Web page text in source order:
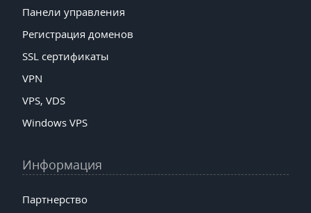
Панели управления
Регистрация доменов
SSL сертификаты
VPN
VPS, VDS
Windows VPS
Информация
Партнерство